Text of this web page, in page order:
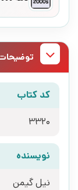
کد کتاب
3320
نویسنده
نیل گیمن